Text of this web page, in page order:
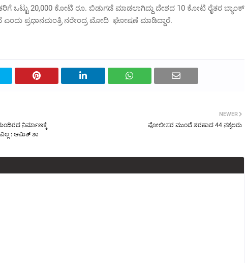
ಒಟ್ಟು 20,000 ಕೋಟಿ ರೂ. ಬಿಡುಗಡೆ ಮಾಡಲಾಗಿದ್ದು ದೇಶದ 10 ಕೋಟಿ ರೈತರ ಬ್ಯಾಂಕ್
ಪ್ರಧಾನಮಂತ್ರಿ ನರೇಂದ್ರ ಮೋದಿ ಘೋಷಣೆ ಮಾಡಿದ್ದಾರೆ.
NEWER
ಪೋಲೀಸರ ಮುಂದೆ ಶರಣಾದ 44 ನಕ್ಸಲರು
ನಿರ್ಮಾಣಕ್ಕೆ
: ಅಮಿತ್ ಶಾ